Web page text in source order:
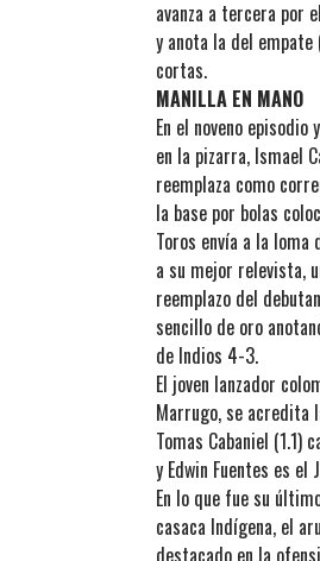
avanza a tercera por
y anota la del
cortas.
MANILLA EN MANO
En el noveno episodio
en la pizarra, Ismael
reemplaza como
la base por bolas
Toros envía a la loma
a su mejor relevista,
reemplazo del
sencillo de oro
de Indios 4-3.
El joven lanzador
Marrugo, se
Tomas Cabaniel (1.1)
y Edwin Fuentes es
En lo que fue su
casaca Indígena, el
destacado en la